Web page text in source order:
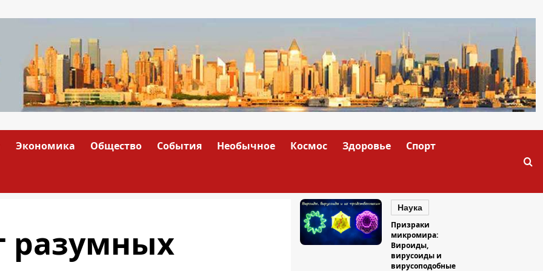
Экономика Общество События Необычное Космос Здоровье Спорт
разумных
Наука
Призраки
микромира:
Вироиды,
вирусоиды и
вирусоподобные